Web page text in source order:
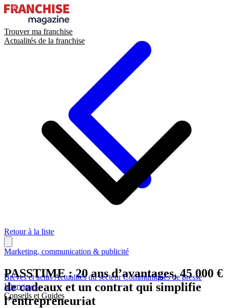
Trouver ma franchise
Actualités de la franchise
Brèves et actusActualités du secteurCommuniqués de presse
Interviews
Conseils et Guides
Retour à la liste
Marketing, communication & publicité
PASSTIME : 20 ans d’avantages, 45 000 €
de cadeaux et un contrat qui simplifie
l’entrepreneuriat